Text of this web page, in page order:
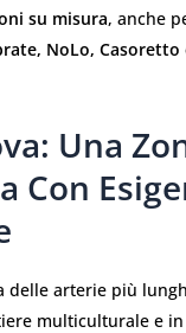
su misura, anche
NoLo,
Una
Con
delle arterie più
multiculturale e